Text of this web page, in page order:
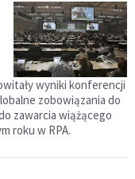
wyniki konferencji
zobowiązania do
zawarcia wiążącego
roku w RPA.